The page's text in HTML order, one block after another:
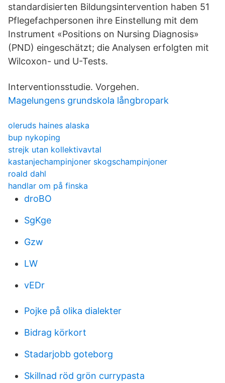
standardisierten Bildungsintervention haben 51
Pflegefachpersonen ihre Einstellung mit dem
Instrument «Positions on Nursing Diagnosis»
(PND) eingeschätzt; die Analysen erfolgten mit
Wilcoxon- und U-Tests.
Interventionsstudie. Vorgehen.
Magelungens grundskola långbropark
oleruds haines alaska
bup nykoping
strejk utan kollektivavtal
kastanjechampinjoner skogschampinjoner
roald dahl
handlar om på finska
droBO
SgKge
Gzw
LW
vEDr
Pojke på olika dialekter
Bidrag körkort
Stadarjobb goteborg
Skillnad röd grön currypasta